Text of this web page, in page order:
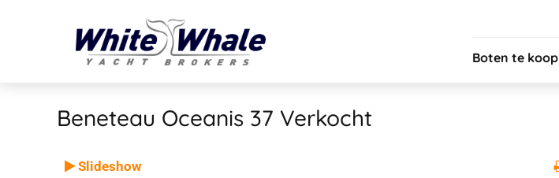
Boten te koop
Beneteau Oceanis 37 Verkocht
VERKOCHT
Verkocht
Slideshow